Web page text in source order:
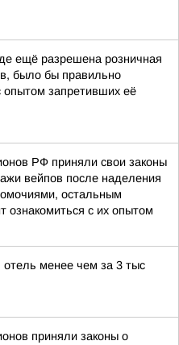
ещё разрешена розничная
было бы правильно
опытом запретивших её
РФ приняли свои законы
вейпов после наделения
остальным
ознакомиться с их опытом
отель менее чем за 3 тыс
приняли законы о